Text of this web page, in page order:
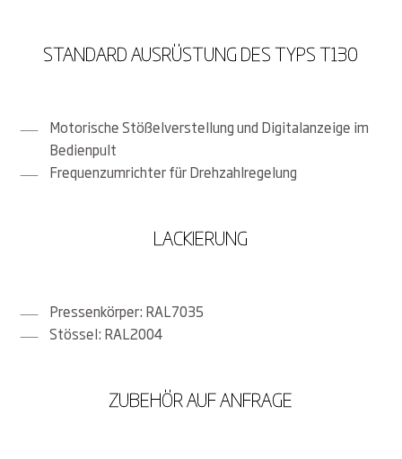
STANDARD AUSRÜSTUNG DES TYPS T130
Motorische Stößelverstellung und Digitalanzeige im
Bedienpult
Frequenzumrichter für Drehzahlregelung
LACKIERUNG
Pressenkörper: RAL7035
Stössel: RAL2004
ZUBEHÖR AUF ANFRAGE